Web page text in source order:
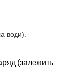
води).
(залежить